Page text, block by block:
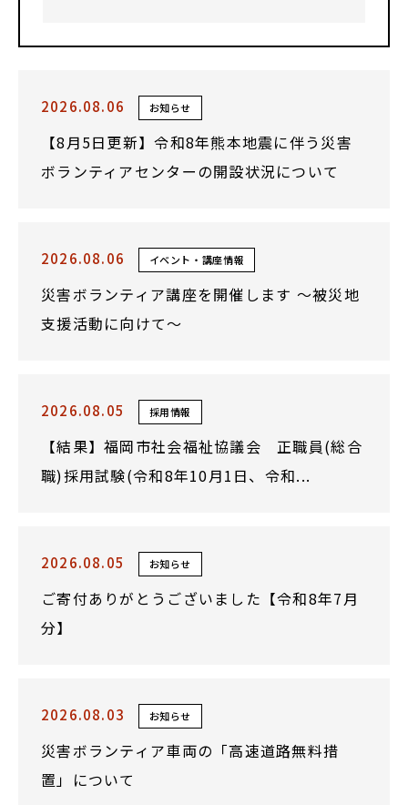
2026.08.06 お知らせ
【8月5日更新】令和8年熊本地震に伴う災害
ボランティアセンターの開設状況について
2026.08.06 イベント・講座情報
災害ボランティア講座を開催します ～被災地
支援活動に向けて～
2026.08.05 採用情報
【結果】福岡市社会福祉協議会 正職員(総合
職)採用試験(令和8年10月1日、令和...
2026.08.05 お知らせ
ご寄付ありがとうございました【令和8年7月
分】
2026.08.03 お知らせ
災害ボランティア車両の「高速道路無料措
置」について